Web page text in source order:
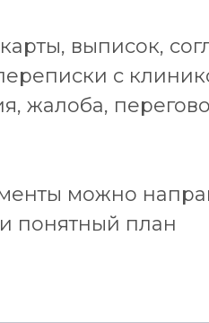
выписок,
с
жалоба,
можно
понятный план